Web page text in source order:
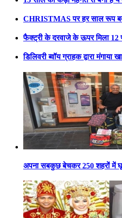
CHRISTMAS पर हर साल रूप
फैक्ट्री के दरवाजे के ऊपर मिला
डिलिवरी ब्वॉय ग्राहक द्वारा
अपना सबकुछ बेचकर 250 शहरों में